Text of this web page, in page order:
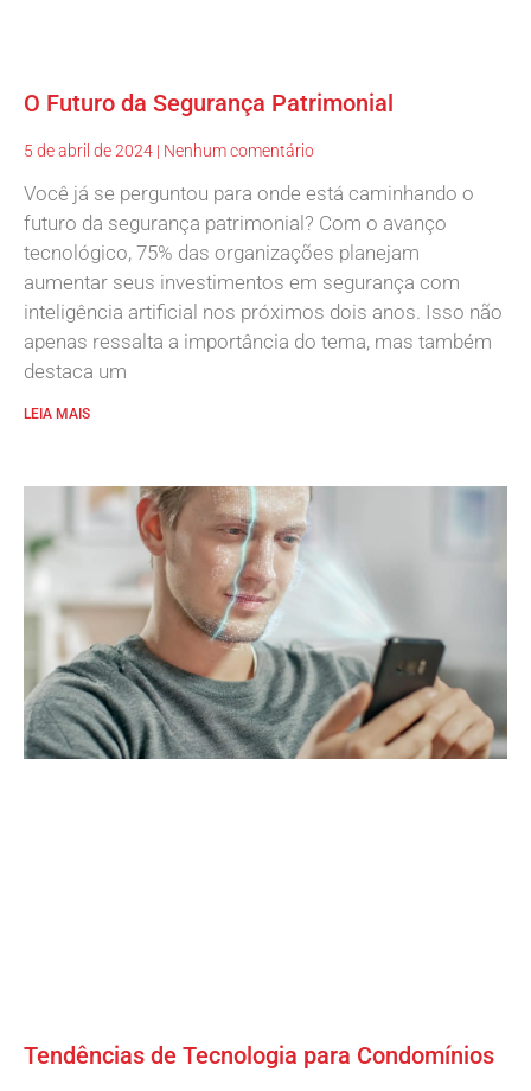
O Futuro da Segurança Patrimonial
5 de abril de 2024 Nenhum comentário
Você já se perguntou para onde está caminhando o
futuro da segurança patrimonial? Com o avanço
tecnológico, 75% das organizações planejam
aumentar seus investimentos em segurança com
inteligência artificial nos próximos dois anos. Isso não
apenas ressalta a importância do tema, mas também
destaca um
LEIA MAIS
Tendências de Tecnologia para Condomínios